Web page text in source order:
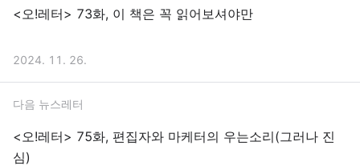
<오!레터> 73화, 이 책은 꼭 읽어보셔야만
2024. 11. 26.
다음 뉴스레터
<오!레터> 75화, 편집자와 마케터의 우는소리(그러나 진
심)